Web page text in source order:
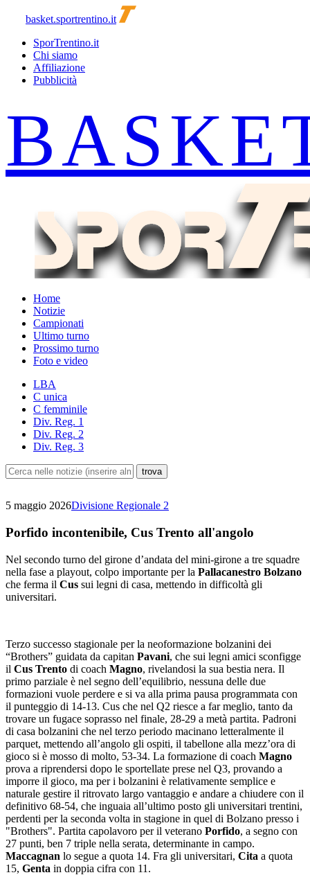
basket.sportrentino.it
SporTrentino.it
Chi siamo
Affiliazione
Pubblicità
Home
Notizie
Campionati
Ultimo turno
Prossimo turno
Foto e video
LBA
C unica
C femminile
Div. Reg. 1
Div. Reg. 2
Div. Reg. 3
5 maggio 2026Divisione Regionale 2
Porfido incontenibile, Cus Trento all'angolo
Nel secondo turno del girone d’andata del mini-girone a tre squadre
nella fase a playout, colpo importante per la Pallacanestro Bolzano
che ferma il Cus sui legni di casa, mettendo in difficoltà gli
universitari.
Terzo successo stagionale per la neoformazione bolzanini dei
“Brothers” guidata da capitan Pavani, che sui legni amici sconfigge
il Cus Trento di coach Magno, rivelandosi la sua bestia nera. Il
primo parziale è nel segno dell’equilibrio, nessuna delle due
formazioni vuole perdere e si va alla prima pausa programmata con
il punteggio di 14-13. Cus che nel Q2 riesce a far meglio, tanto da
trovare un fugace soprasso nel finale, 28-29 a metà partita. Padroni
di casa bolzanini che nel terzo periodo macinano letteralmente il
parquet, mettendo all’angolo gli ospiti, il tabellone alla mezz’ora di
gioco si è mosso di molto, 53-34. La formazione di coach Magno
prova a riprendersi dopo le sportellate prese nel Q3, provando a
imporre il gioco, ma per i bolzanini è relativamente semplice e
naturale gestire il ritrovato largo vantaggio e andare a chiudere con il
definitivo 68-54, che inguaia all’ultimo posto gli universitari trentini,
perdenti per la seconda volta in stagione in quel di Bolzano presso i
"Brothers". Partita capolavoro per il veterano Porfido, a segno con
27 punti, ben 7 triple nella serata, determinante in campo.
Maccagnan lo segue a quota 14. Fra gli universitari, Cita a quota
15, Genta in doppia cifra con 11.